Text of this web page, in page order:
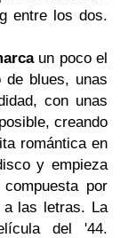
entre los dos.
un poco el
blues, unas
con unas
creando
romántica en
y empieza
por
a las letras. La
del '44.